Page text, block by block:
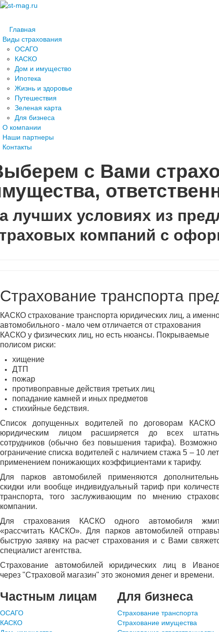
Главная
Виды страхования
ОСАГО
КАСКО
Дом и имущество
Ипотека
Жизнь и здоровье
Путешествия
Зеленая карта
Для бизнеса
О компании
Наши партнеры
Контакты
с Вами
лучших условиях из
компаний с
Страхование транспорта
КАСКО страхование транспорта юридических лиц, а
автомобильного - мало чем отличается от страхования
КАСКО у физических лиц, но есть нюансы. Покрываемые
полисом риски:
хищение
ДТП
пожар
противоправные действия третьих лиц
попадание камней и иных предметов
стихийные бедствия.
Список допущенных водителей по договорам КАСКО
юридическим лицом расширяется до всех
сотрудников (обычно без повышения тарифа).
ограничение списка водителей с наличием стажа 5 – 10
применением понижающих коэффициентами к тарифу.
Для парков автомобилей применяются
скидки или вообще индивидуальный тариф при
транспорта, того заслуживающим по мнению
компании.
Для страхования КАСКО одного автомобиля
«рассчитать КАСКО». Для парков автомобилей
быструю заявку на расчет страхования и с Вами
специалист агентства.
Страхование автомобилей юридических лиц в
через "Страховой магазин" это экономия денег и времени.
Частным лицам
ОСАГО
КАСКО
Для бизнеса
Страхование транспорта
Страхование имущества